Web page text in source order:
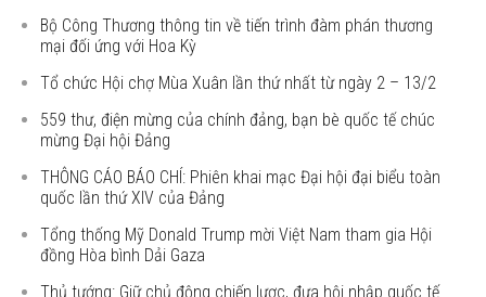
Bộ Công Thương thông tin về tiến trình đàm phán thương
mại đối ứng với Hoa Kỳ
Tổ chức Hội chợ Mùa Xuân lần thứ nhất từ ngày 2 – 13/2
559 thư, điện mừng của chính đảng, bạn bè quốc tế chúc
mừng Đại hội Đảng
THÔNG CÁO BÁO CHÍ: Phiên khai mạc Đại hội đại biểu toàn
quốc lần thứ XIV của Đảng
Tổng thống Mỹ Donald Trump mời Việt Nam tham gia Hội
đồng Hòa bình Dải Gaza
Thủ tướng: Giữ chủ động chiến lược, đưa hội nhập quốc tế